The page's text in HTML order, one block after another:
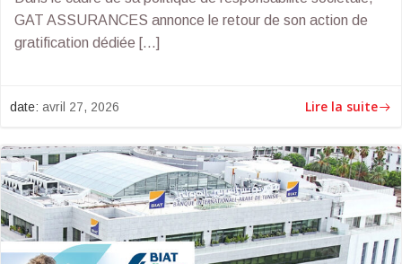
GAT ASSURANCES annonce le retour de son action de
gratification dédiée […]
date: avril 27, 2026 Lire la suite